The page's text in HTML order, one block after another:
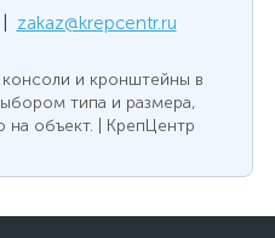
zakaz@krepcentr.ru
и кронштейны в
типа и размера,
на объект. | КрепЦентр